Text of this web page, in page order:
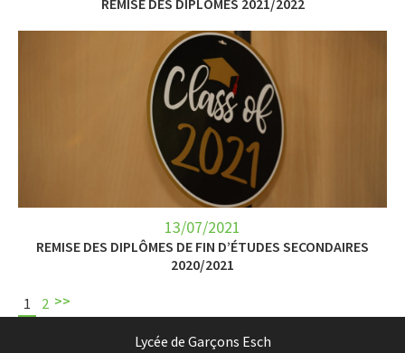
REMISE DES DIPLÔMES 2021/2022
13/07/2021
REMISE DES DIPLÔMES DE FIN D’ÉTUDES SECONDAIRES
2020/2021
1 2 >>
Lycée de Garçons Esch